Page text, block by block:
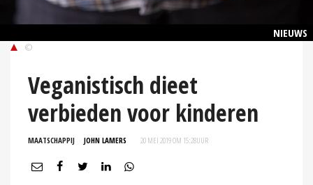
NIEUWS
©
Veganistisch dieet
verbieden voor kinderen
MAATSCHAPPIJ JOHN LAMERS 20 MEI 2019 OM 15:28UUR